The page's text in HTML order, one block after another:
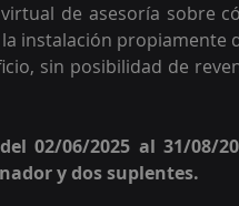
de asesoría sobre
instalación propiamente
sin posibilidad de
02/06/2025 al 31/08/
y dos suplentes.